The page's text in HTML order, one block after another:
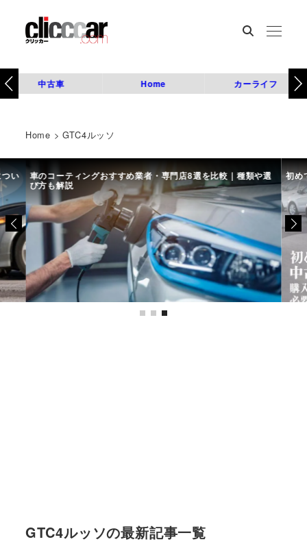
中古車 Home カーライフ
Home >GTC4ルッソ
い 車のコーティングおすすめ業者・専門店8選を比較｜種類や選
び方も解説
初め
GTC4ルッソの最新記事一覧